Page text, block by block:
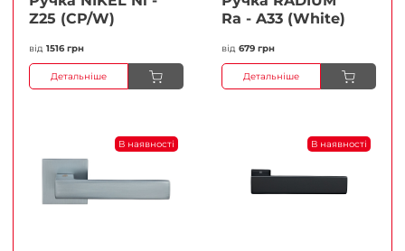
Z25 (CP/W)
від 1516 грн
Детальніше
Ra - A33 (White)
від 679 грн
Детальніше
В наявності В наявності